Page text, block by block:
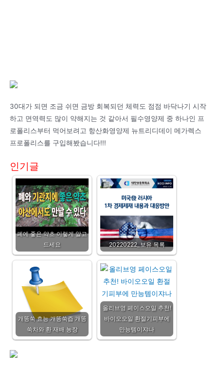
30대가 되면 조금 쉬면 금방 회복되던 체력도 점점 바닥나기 시작
하고 면역력도 많이 약해지는 것 같아서 필수영양제 중 하나인 프
로폴리스부터 먹어보려고 항산화영양제 뉴트리디데이 메가렉스
프로폴리스를 구입해봤습니다!!!
인기글
폐에 좋은 약초 이렇게 알고
드세요
20220222_보유 목록
개똥쑥 효능 개똥쑥즙 개똥
쑥차와 환 재배 농장
올리브영 페이스오일 추천!
바이오오일 환절기피부에
만능템이쟈나